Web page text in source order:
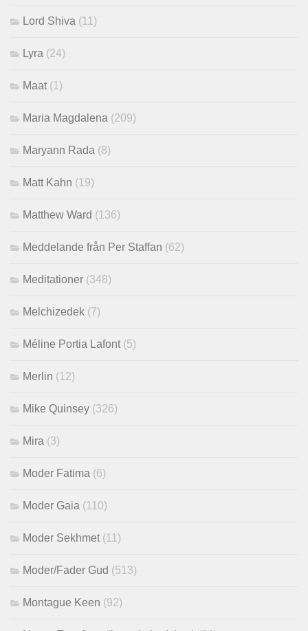
Lord Shiva (11)
Lyra (24)
Maat (1)
Maria Magdalena (209)
Maryann Rada (8)
Matt Kahn (19)
Matthew Ward (136)
Meddelande från Per Staffan (62)
Meditationer (348)
Melchizedek (7)
Méline Portia Lafont (5)
Merlin (12)
Mike Quinsey (326)
Mira (3)
Moder Fatima (6)
Moder Gaia (110)
Moder Sekhmet (11)
Moder/Fader Gud (513)
Montague Keen (92)